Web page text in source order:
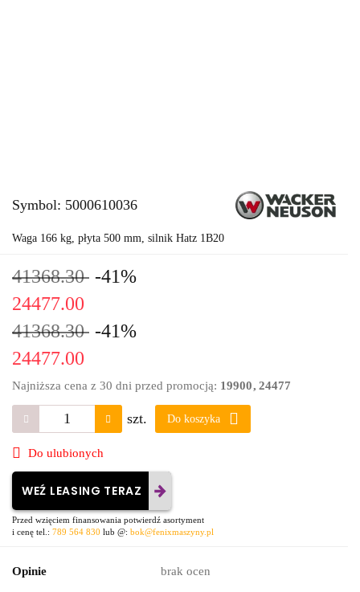
Symbol: 5000610036
Waga 166 kg, płyta 500 mm, silnik Hatz 1B20
41368.30 -41%
24477.00
41368.30 -41%
24477.00
Najniższa cena z 30 dni przed promocją: 19900 24477
szt. Do koszyka
Do ulubionych
WEŹ LEASING TERAZ
Przed wzięciem finansowania potwierdź asortyment
i cenę tel.: 789 564 830 lub @: bok@fenixmaszyny.pl
Opinie brak ocen